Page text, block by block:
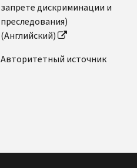
запрете дискриминации и
преследования)
(Английский)
Авторитетный источник